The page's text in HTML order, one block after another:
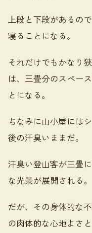
上段と下段があるの
寝ることになる。
それだけでもかなり
は、三畳分のスペー
とになる。
ちなみに山小屋には
後の汗臭いままだ。
汗臭い登山客が三畳
な光景が展開される。
だが、その身体的な
の肉体的な心地よさ